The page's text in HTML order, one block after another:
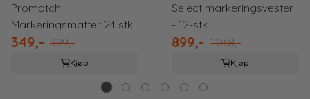
Promatch
Markeringsmatter 24 stk
349,- 399,-
Kjøp
Select markeringsvester
- 12-stk
899,- 1.068,-
Kjøp